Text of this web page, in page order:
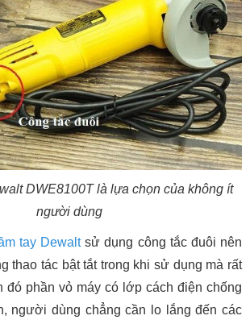
DWE8100T là lựa chọn của không ít
người dùng
tay Dewaltsử dụng công tắc đuôi nên
thao tác bật tắt trong khi sử dụng mà rất
đó phần vỏ máy có lớp cách điện chống
người dùng chẳng cần lo lắng đến các